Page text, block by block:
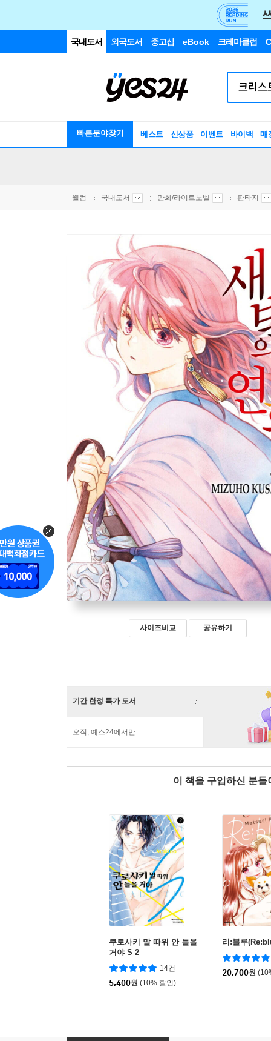
국내도서 외국도서 중고샵 eBook 크레마클럽
빠른분야찾기 베스트 신상품 이벤트 바이백 매
웰컴 국내도서 만화/라이트노벨 판타지
사이즈비교 공유하기
기간 한정 특가 도서
오직, 예스24에서만
이 책을 구입하신 분
쿠로사키 말 따위 안 들을
거야 S 2
14건
5,400원 (10% 할인)
리:블루
20,700원